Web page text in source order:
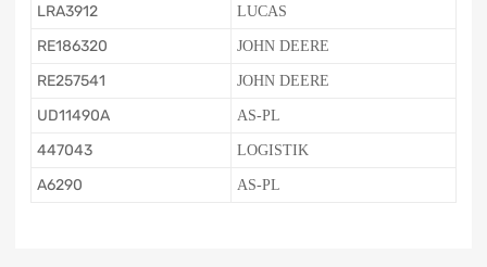
LRA3912 LUCAS
RE186320 JOHN DEERE
RE257541 JOHN DEERE
UD11490A AS-PL
447043 LOGISTIK
A6290 AS-PL